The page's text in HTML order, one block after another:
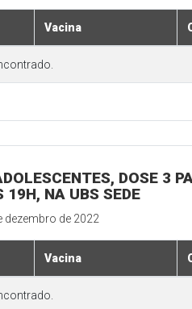
Vacina
DOSE 3
19H, NA UBS SEDE
dezembro de 2022
Vacina